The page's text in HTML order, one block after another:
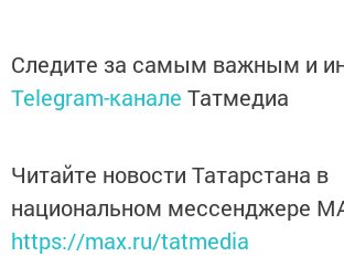
Следите за самым важным и
Telegram-канале Татмедиа
Читайте новости Татарстана в
национальном мессенджере
https://max.ru/tatmedia